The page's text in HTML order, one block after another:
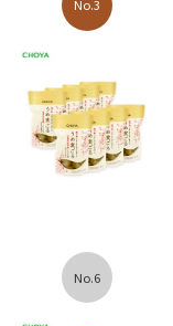
確認ください
ください。年内
No.3
No.6